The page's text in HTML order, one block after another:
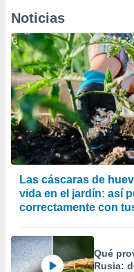
Noticias
Las cáscaras de
vida en el jardín: así
correctamente con
Qué
Rusia: